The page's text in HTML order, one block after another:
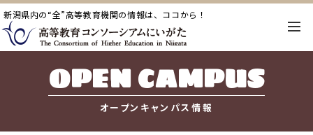
新潟県内の“全”高等教育機関の情報は、ココから！
OPEN CAMPUS
オープンキャンパス情報